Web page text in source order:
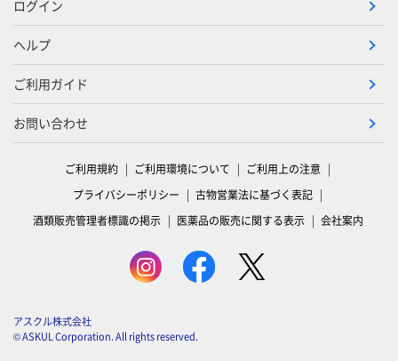
ログイン
ヘルプ
ご利用ガイド
お問い合わせ
ご利用規約 ご利用環境について
ご利用上の注意
プライバシーポリシー
古物営業法に基づく表記
酒類販売管理者標識の掲示
医薬品の販売に関する表示 会社案内
アスクル株式会社
© ASKUL Corporation. All rights reserved.